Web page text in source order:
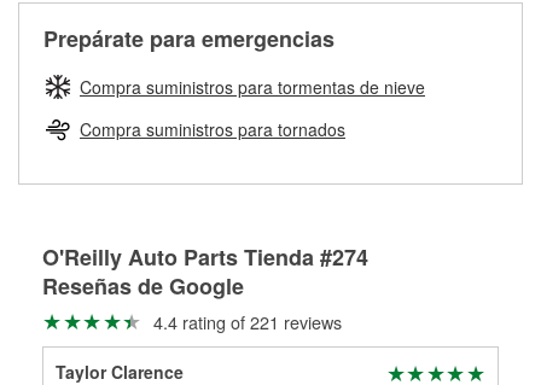
Más información sobre el Programa de Préstamo de
Herramientas de O'Reilly
medirán tus tambores o discos para determinar si pueden
ser rectificados con seguridad. Si tus tambores o discos no
pueden ser reutilizados, podemos ayudarte a encontrar las
partes de reemplazo correctas para tu reparación.
Rectificación de tambores y discos de freno
Auto Parts que ofrecen este servicio, trae la manguera
averiada o determina los acoplamientos y la longitud
adecuados para que te construyamos una nueva. O'Reilly
Auto Parts tiene las mangueras y los acoples adecuados
para reparar el sistema hidráulico de tu maquinaria
agrícola o de construcción.
Más información acerca del servicio de mangueras
Prepárate para emergencias
Compra suministros para tormentas de nieve
Compra suministros para tornados
O'Reilly Auto Parts Tienda #274
Reseñas de Google
4.4 rating of 221 reviews
Taylor Clarence